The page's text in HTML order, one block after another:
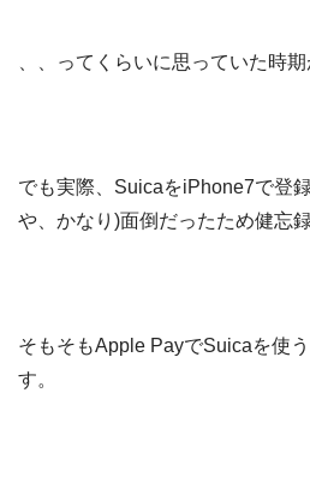
、、ってくらいに思っていた時期
でも実際、SuicaをiPhone7で登
や、かなり)面倒だったため健忘
そもそもApple PayでSuicaを使
す。